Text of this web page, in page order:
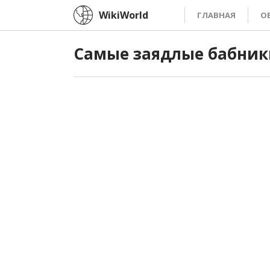
WikiWorld ГЛАВНАЯ
Самые заядлые